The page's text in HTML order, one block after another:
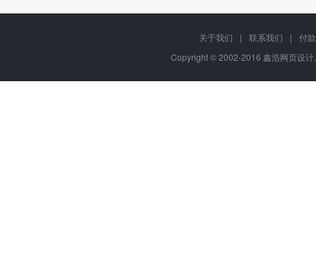
关于我们 | 联系我们 |
付
Copyright © 2002-2016 鑫浩网页设